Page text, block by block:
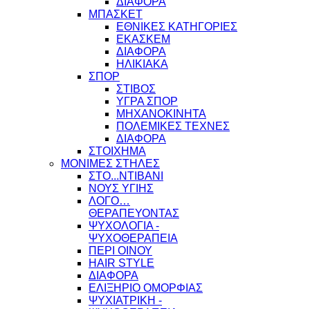
ΜΠΑΣΚΕΤ
ΕΘΝΙΚΕΣ ΚΑΤΗΓΟΡΙΕΣ
ΕΚΑΣΚΕΜ
ΔΙΑΦΟΡΑ
ΗΛΙΚΙΑΚΑ
ΣΠΟΡ
ΣΤΙΒΟΣ
ΥΓΡΑ ΣΠΟΡ
ΜΗΧΑΝΟΚΙΝΗΤΑ
ΠΟΛΕΜΙΚΕΣ ΤΕΧΝΕΣ
ΔΙΑΦΟΡΑ
ΣΤΟΙΧΗΜΑ
ΜΟΝΙΜΕΣ ΣΤΗΛΕΣ
ΣΤΟ...ΝΤΙΒΑΝΙ
ΝΟΥΣ ΥΓΙΗΣ
ΛΟΓΟ…
ΘΕΡΑΠΕΥΟΝΤΑΣ
ΨΥΧΟΛΟΓΙΑ -
ΨΥΧΟΘΕΡΑΠΕΙΑ
ΠΕΡΙ ΟΙΝΟΥ
HAIR STYLE
ΔΙΑΦΟΡΑ
ΕΛΙΞΗΡΙΟ ΟΜΟΡΦΙΑΣ
ΨΥΧΙΑΤΡΙΚΗ -